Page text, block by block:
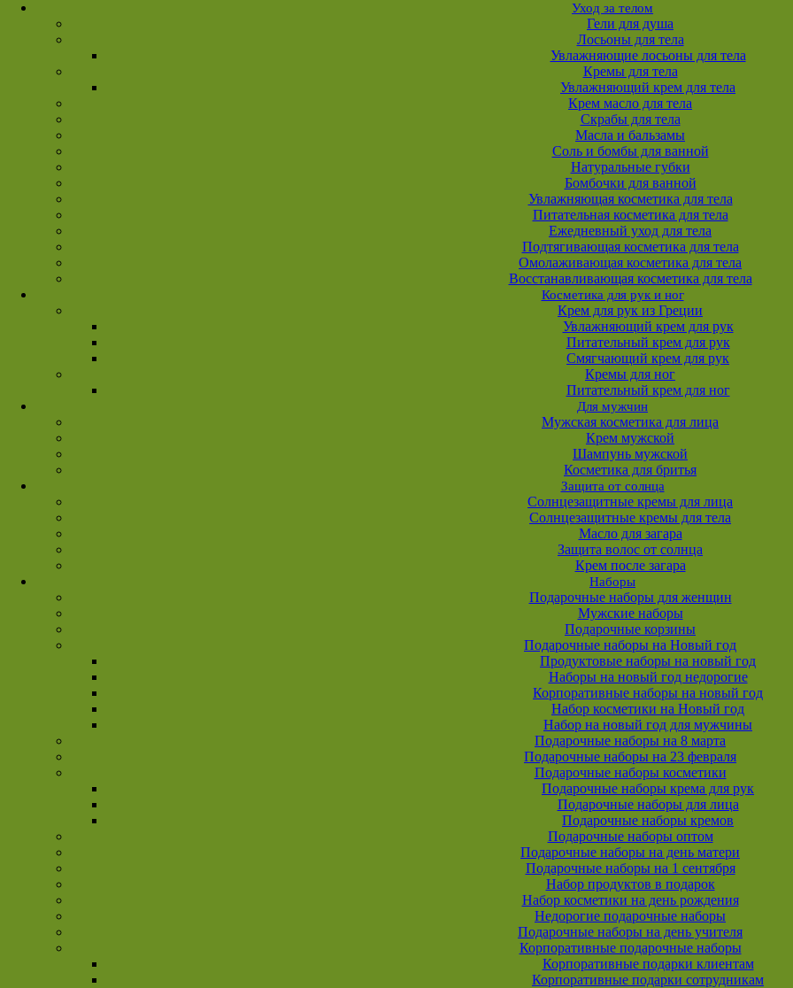
Уход за телом
Гели для душа
Лосьоны для тела
Увлажняющие лосьоны для тела
Кремы для тела
Увлажняющий крем для тела
Крем масло для тела
Скрабы для тела
Масла и бальзамы
Соль и бомбы для ванной
Натуральные губки
Бомбочки для ванной
Увлажняющая косметика для тела
Питательная косметика для тела
Ежедневный уход для тела
Подтягивающая косметика для тела
Омолаживающая косметика для тела
Восстанавливающая косметика для тела
Косметика для рук и ног
Крем для рук из Греции
Увлажняющий крем для рук
Питательный крем для рук
Смягчающий крем для рук
Кремы для ног
Питательный крем для ног
Для мужчин
Мужская косметика для лица
Крем мужской
Шампунь мужской
Косметика для бритья
Защита от солнца
Солнцезащитные кремы для лица
Солнцезащитные кремы для тела
Масло для загара
Защита волос от солнца
Крем после загара
Наборы
Подарочные наборы для женщин
Мужские наборы
Подарочные корзины
Подарочные наборы на Новый год
Продуктовые наборы на новый год
Наборы на новый год недорогие
Корпоративные наборы на новый год
Набор косметики на Новый год
Набор на новый год для мужчины
Подарочные наборы на 8 марта
Подарочные наборы на 23 февраля
Подарочные наборы косметики
Подарочные наборы крема для рук
Подарочные наборы для лица
Подарочные наборы кремов
Подарочные наборы оптом
Подарочные наборы на день матери
Подарочные наборы на 1 сентября
Набор продуктов в подарок
Набор косметики на день рождения
Недорогие подарочные наборы
Подарочные наборы на день учителя
Корпоративные подарочные наборы
Корпоративные подарки клиентам
Корпоративные подарки сотрудникам